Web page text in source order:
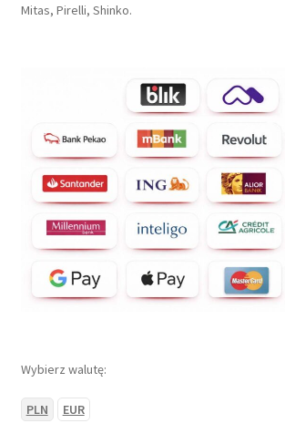
Mitas, Pirelli, Shinko.
Wybierz walutę:
PLN EUR